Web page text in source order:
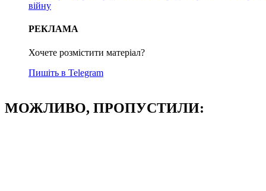
війну
РЕКЛАМА
Хочете розмістити матеріал?
Пишіть в Telegram
МОЖЛИВО, ПРОПУСТИЛИ: